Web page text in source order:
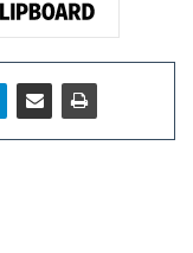
une
des sources
avancée des
comme outil
sportives